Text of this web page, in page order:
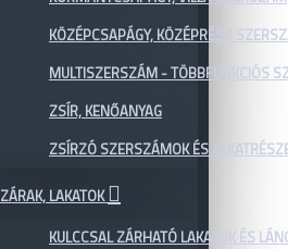
KÖZÉPCSAPÁGY, KÖZÉPRÉSZ
MULTISZERSZÁM - TÖBBFUNKCIÓS
ZSÍR, KENŐANYAG
ZSÍRZÓ SZERSZÁMOK ÉS
ZÁRAK, LAKATOK
KULCCSAL ZÁRHATÓ LAKATOK ÉS